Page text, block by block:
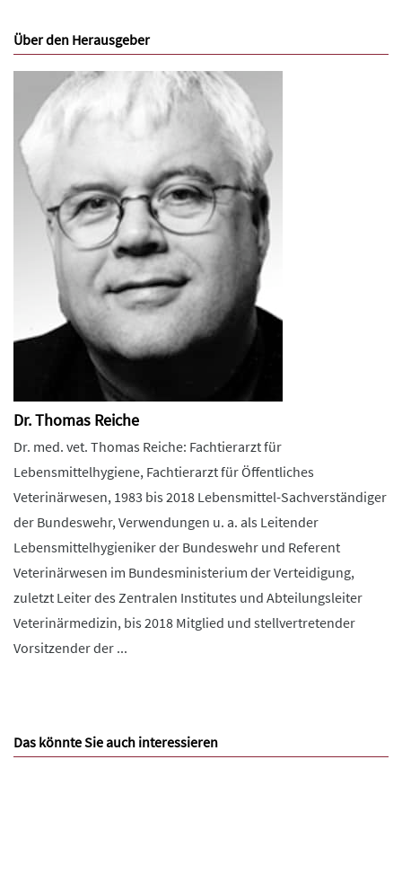
Über den Herausgeber
Dr. Thomas Reiche
Dr. med. vet. Thomas Reiche: Fachtierarzt für
Lebensmittelhygiene, Fachtierarzt für Öffentliches
Veterinärwesen, 1983 bis 2018 Lebensmittel-Sachverständiger
der Bundeswehr, Verwendungen u. a. als Leitender
Lebensmittelhygieniker der Bundeswehr und Referent
Veterinärwesen im Bundesministerium der Verteidigung,
zuletzt Leiter des Zentralen Institutes und Abteilungsleiter
Veterinärmedizin, bis 2018 Mitglied und stellvertretender
Vorsitzender der ...
Das könnte Sie auch interessieren